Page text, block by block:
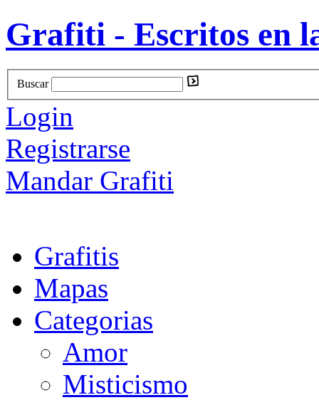
Grafiti - Escritos en
Buscar
Login
Registrarse
Mandar Grafiti
Grafitis
Mapas
Categorias
Amor
Misticismo